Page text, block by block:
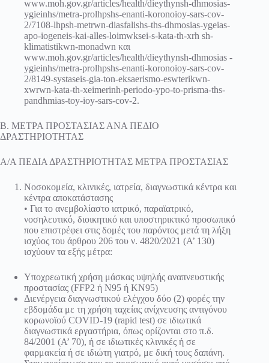
www.moh.gov.gr/articles/health/dieythynsh-dhmosias-
ygieinhs/metra-prolhpshs-enanti-koronoioy-sars-cov-
2/7108-lhpsh-metrwn-diasfalishs-ths-dhmosias-ygeias-
apo-iogeneis-kai-alles-loimwksei-s-kata-th-xrh sh-
klimatistikwn-monadwn και
www.moh.gov.gr/articles/health/dieythynsh-dhmosias -
ygieinhs/metra-prolhpshs-enanti-koronoioy-sars-cov-
2/8149-systaseis-gia-ton-eksaerismo-eswterikwn-
xwrwn-kata-th-xeimerinh-periodo-ypo-to-prisma-ths-
pandhmias-toy-ioy-sars-cov-2.
Β. ΜΕΤΡΑ ΠΡΟΣΤΑΣΙΑΣ ΑΝΑ ΠΕΔΙΟ
ΔΡΑΣΤΗΡΙΟΤΗΤΑΣ
Α/Α ΠΕΔΙΑ ΔΡΑΣΤΗΡΙΟΤΗΤΑΣ ΜΕΤΡΑ ΠΡΟΣΤΑΣΙΑΣ
Νοσοκομεία, κλινικές, ιατρεία, διαγνωστικά κέντρα και
κέντρα αποκατάστασης
• Για το ανεμβολίαστο ιατρικό, παραϊατρικό,
νοσηλευτικό, διοικητικό και υποστηρικτικό προσωπικό
που επιστρέφει στις δομές του παρόντος μετά τη λήξη
ισχύος του άρθρου 206 του ν. 4820/2021 (Α’ 130)
ισχύουν τα εξής μέτρα:
Υποχρεωτική χρήση μάσκας υψηλής αναπνευστικής
προστασίας (FFP2 ή N95 ή ΚΝ95)
Διενέργεια διαγνωστικού ελέγχου δύο (2) φορές την
εβδομάδα με τη χρήση ταχείας ανίχνευσης αντιγόνου
κορωνοϊού COVID-19 (rapid test) σε ιδιωτικά
διαγνωστικά εργαστήρια, όπως ορίζονται στο π.δ.
84/2001 (Α’ 70), ή σε ιδιωτικές κλινικές ή σε
φαρμακεία ή σε ιδιώτη γιατρό, με δική τους δαπάνη.